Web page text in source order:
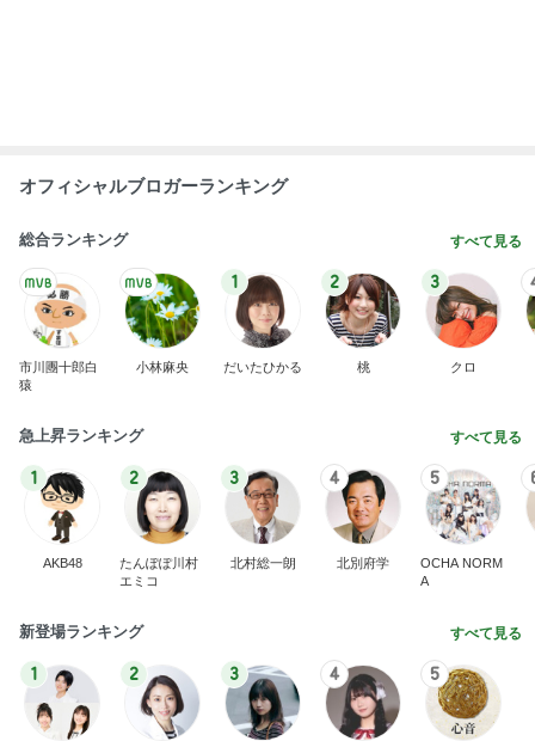
オフィシャルブロガーランキング
総合ランキング すべて見る
市川團十郎白
猿
小林麻央
1
だいたひかる
2
桃
3
クロ
急上昇ランキング すべて見る
1
AKB48
2
たんぽぽ川村
エミコ
3
北村総一朗
4
北別府学
5
OCHA NORM
A
新登場ランキング すべて見る
1 2 3 4 5